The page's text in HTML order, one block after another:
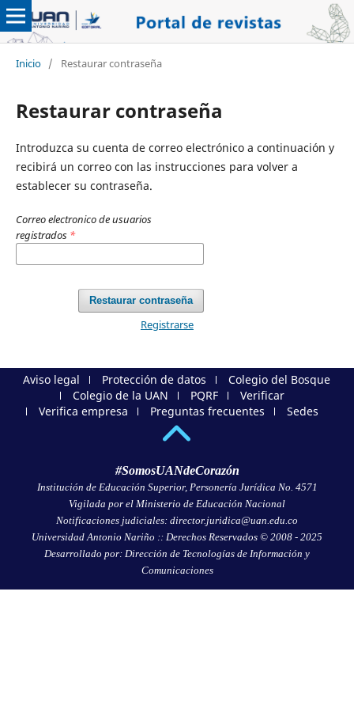
Inicio / Restaurar contraseña
Restaurar contraseña
Introduzca su cuenta de correo electrónico a continuación y
recibirá un correo con las instrucciones para volver a
establecer su contraseña.
Correo electronico de usuarios
registrados *
Restaurar contraseña
Registrarse
Aviso legal Protección de datos
Colegio del Bosque
Colegio de la UAN
PQRF
Verificar
Verifica empresa
Preguntas frecuentes Sedes
#SomosUANdeCorazón
Institución de Educación Superior, Personería Jurídica No. 4571
Vigilada por el Ministerio de Educación Nacional
Notificaciones judiciales: director.juridica@uan.edu.co
Universidad Antonio Nariño :: Derechos Reservados © 2008 - 2025
Desarrollado por: Dirección de Tecnologías de Información y
Comunicaciones